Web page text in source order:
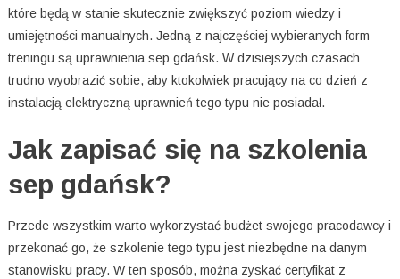
które będą w stanie skutecznie zwiększyć poziom wiedzy i
umiejętności manualnych. Jedną z najczęściej wybieranych form
treningu są uprawnienia sep gdańsk. W dzisiejszych czasach
trudno wyobrazić sobie, aby ktokolwiek pracujący na co dzień z
instalacją elektryczną uprawnień tego typu nie posiadał.
Jak zapisać się na szkolenia
sep gdańsk?
Przede wszystkim warto wykorzystać budżet swojego pracodawcy i
przekonać go, że szkolenie tego typu jest niezbędne na danym
stanowisku pracy. W ten sposób, można zyskać certyfikat z